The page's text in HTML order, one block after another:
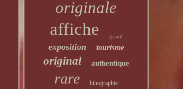
originale
affiche grand
exposition tourisme
original authentique
rare lithographie